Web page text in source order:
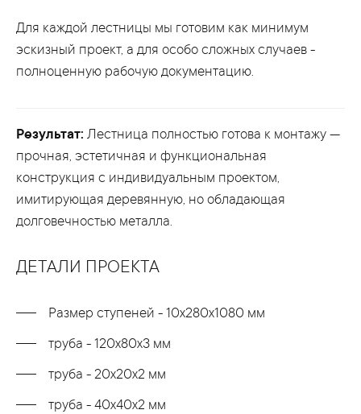
Для каждой лестницы мы готовим как минимум
эскизный проект, а для особо сложных случаев -
полноценную рабочую документацию.
Результат: Лестница полностью готова к монтажу —
прочная, эстетичная и функциональная
конструкция с индивидуальным проектом,
имитирующая деревянную, но обладающая
долговечностью металла.
ДЕТАЛИ ПРОЕКТА
Размер ступеней - 10х280х1080 мм
труба - 120х80х3 мм
труба - 20х20х2 мм
труба - 40х40х2 мм